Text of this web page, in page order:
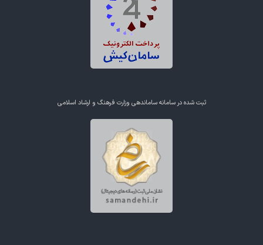
ثبت شده در سامانه ساماندهی وزارت فرهنگ و ارشاد اسلامی